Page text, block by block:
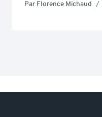
Par Florence Michaud